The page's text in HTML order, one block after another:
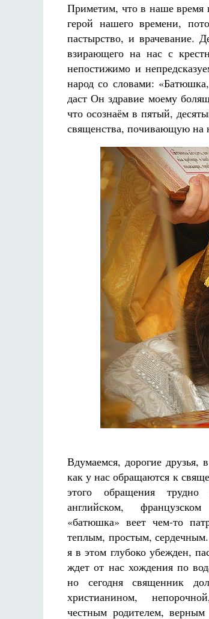
Приметим, что в наше время
герой нашего времени,
пастырство, и врачевание.
взирающего на нас с
непостижимо и
народ со словами:
даст Он здравие моему
что осознаём в пятый,
священства, почивающую на
Вдумаемся, дорогие друзья,
как у нас обращаются к
этого обращения
английском,
«батюшка» веет чем-то
теплым, простым,
я в этом глубоко убежден,
ждет от нас хождения по
но сегодня священник
христианином,
честным родителем,